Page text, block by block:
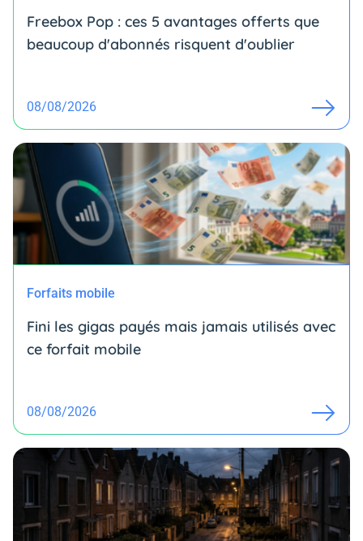
Freebox Pop : ces 5 avantages offerts que
beaucoup d'abonnés risquent d'oublier
08/08/2026
Forfaits mobile
Fini les gigas payés mais jamais utilisés avec
ce forfait mobile
08/08/2026